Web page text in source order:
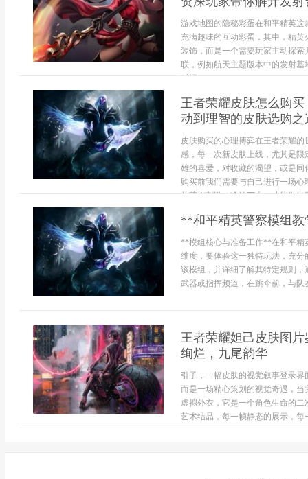
游戏地图的隐秘彩蛋在和平精英
充满趣味的互动彩蛋，其中，精
装饰，而是一个需要玩家主动探
联，例如航天主题版本中的发射
时还...
王者荣耀皮肤怎么购
动到理智的皮肤选购之
皮肤购买的心理博弈在王者荣耀
感，每一次新皮肤上线，尤其是
雄的喜爱，对收藏的渴望，或是
购买前我们需要与自己进行一场
的营销刺激，冷静下来，才能做出
**和平精英警察模组
**模组核心与准备工作**在和平精
维度，要体验这一独特玩法，充
该模组，并详细了解其特定规则
武器或指挥频道，在跳伞前，与队
王者荣耀妲己皮肤图
绚烂，九尾韵华
引子，一幅皮肤的视觉叙事登录
而是一场精心策划的视觉奇遇，
虚拟外衣，它是一个角色生命的
艺术结晶，每一帧静态的展示，